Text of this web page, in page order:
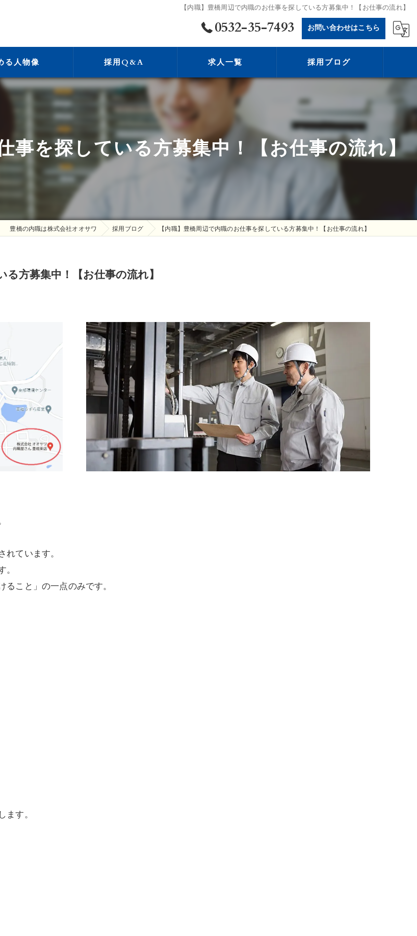
【内職】豊橋周辺で内職のお仕事を探している方募集中！【お仕事の流れ】
0532-35-7493 お問い合わせはこちら
る人物像 採用Q&A 求人一覧 採用ブログ
事を探している方募集中！【お仕事の流れ】
豊橋の内職は株式会社オオサワ 採用ブログ 【内職】豊橋周辺で内職のお仕事を探している方募集中！【お仕事の流れ】
方募集中！【お仕事の流れ】
ています。
こと」の一点のみです。
す。